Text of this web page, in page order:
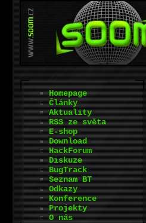
Homepage
Články
Aktuality
RSS ze světa
E-shop
Download
HackForum
Diskuze
BugTrack
Seznam BT
Odkazy
Konference
Projekty
O nás